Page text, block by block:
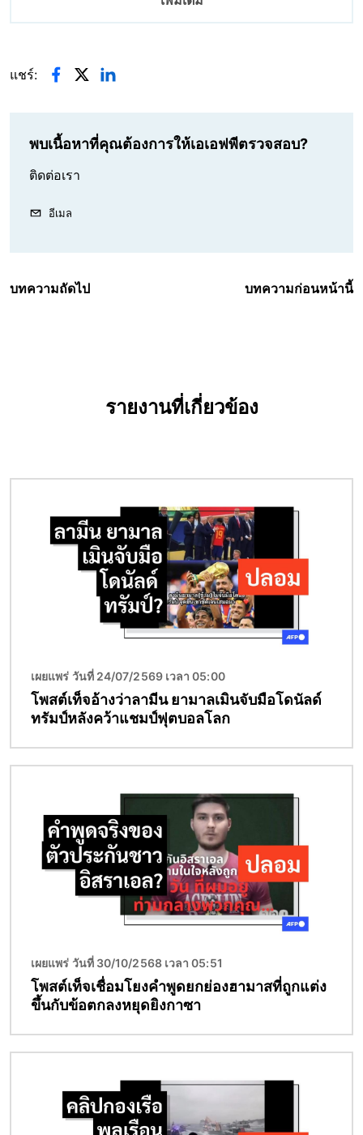
แชร์:
พบเนื้อหาที่คุณต้องการให้เอเอฟพีตรวจสอบ?
ติดต่อเรา
อีเมล
บทความถัดไป บทความก่อนหน้านี้
รายงานที่เกี่ยวข้อง
เผยแพร่ วันที่ 24/07/2569 เวลา 05:00
โพสต์เท็จอ้างว่าลามีน ยามาลเมินจับมือโดนัลด์
ทรัมป์หลังคว้าแชมป์ฟุตบอลโลก
เผยแพร่ วันที่ 30/10/2568 เวลา 05:51
โพสต์เท็จเชื่อมโยงคำพูดยกย่องฮามาสที่ถูกแต่ง
ขึ้นกับข้อตกลงหยุดยิงกาซา